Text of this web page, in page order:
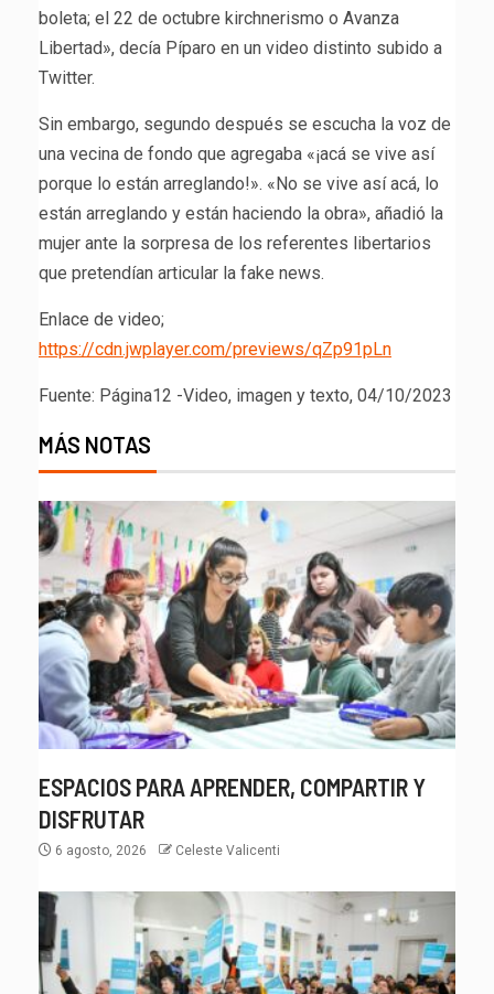
boleta; el 22 de octubre kirchnerismo o Avanza
Libertad», decía Píparo en un video distinto subido a
Twitter.
Sin embargo, segundo después se escucha la voz de
una vecina de fondo que agregaba «¡acá se vive así
porque lo están arreglando!». «No se vive así acá, lo
están arreglando y están haciendo la obra», añadió la
mujer ante la sorpresa de los referentes libertarios
que pretendían articular la fake news.
Enlace de video;
https://cdn.jwplayer.com/previews/qZp91pLn
Fuente: Página12 -Video, imagen y texto, 04/10/2023
MÁS NOTAS
ESPACIOS PARA APRENDER, COMPARTIR Y
DISFRUTAR
6 agosto, 2026 Celeste Valicenti